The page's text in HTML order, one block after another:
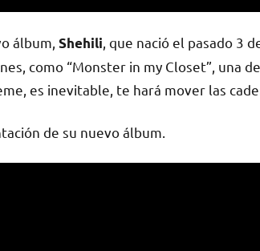
álbum, Shehili , que nació el pasado 3
como “Monster in my Closet”, una
es inevitable, te hará mover las
de su nuevo álbum.